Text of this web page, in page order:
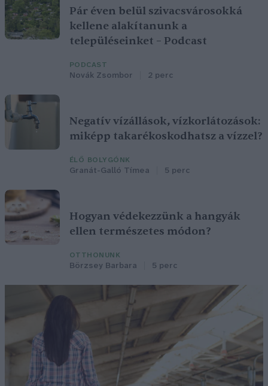
Pár éven belül szivacsvárosokká
kellene alakítanunk a
településeinket – Podcast
PODCAST
Novák Zsombor 2 perc
Negatív vízállások, vízkorlátozások:
miképp takarékoskodhatsz a vízzel?
ÉLŐ BOLYGÓNK
Granát-Galló Tímea 5 perc
Hogyan védekezzünk a hangyák
ellen természetes módon?
OTTHONUNK
Börzsey Barbara 5 perc